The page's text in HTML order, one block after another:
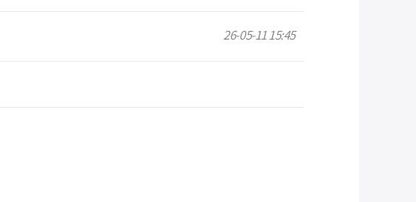
26-05-11 15:45